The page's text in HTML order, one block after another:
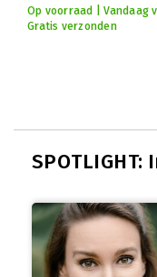
Op voorraad | Vandaag
Gratis verzonden